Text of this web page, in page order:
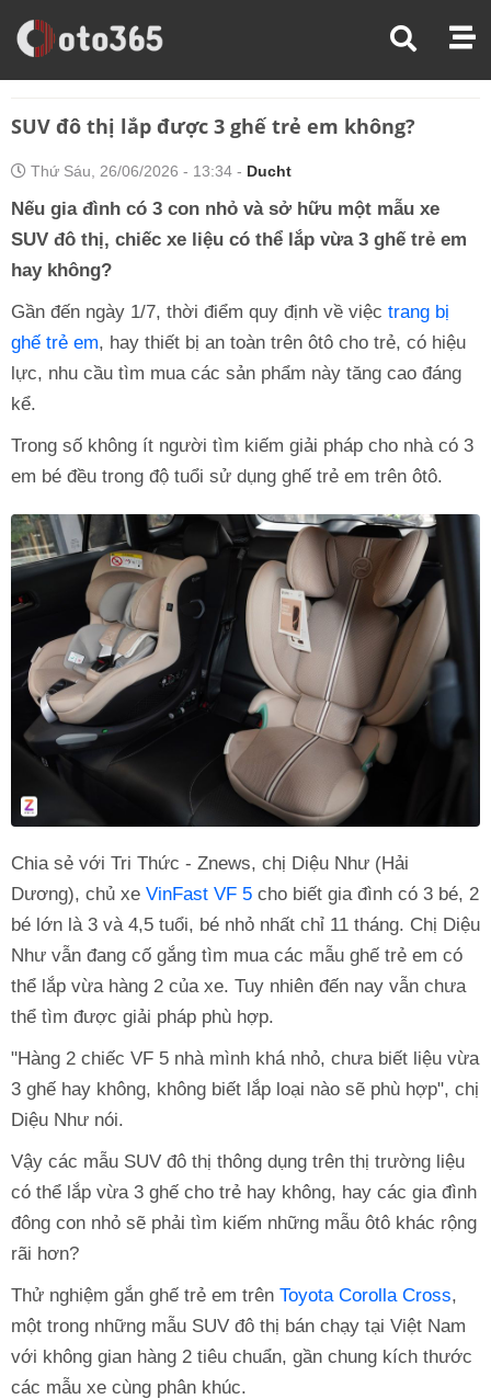
Trang Chủ
Tin Xe
SUV đô thị lắp được 3 ghế trẻ em không?
Thứ Sáu, 26/06/2026 - 13:34 - Ducht
Nếu gia đình có 3 con nhỏ và sở hữu một mẫu xe
SUV đô thị, chiếc xe liệu có thể lắp vừa 3 ghế trẻ em
hay không?
Gần đến ngày 1/7, thời điểm quy định về việc trang bị
ghế trẻ em, hay thiết bị an toàn trên ôtô cho trẻ, có hiệu
lực, nhu cầu tìm mua các sản phẩm này tăng cao đáng
kể.
Trong số không ít người tìm kiếm giải pháp cho nhà có 3
em bé đều trong độ tuổi sử dụng ghế trẻ em trên ôtô.
Chia sẻ với Tri Thức - Znews, chị Diệu Như (Hải
Dương), chủ xe VinFast VF 5 cho biết gia đình có 3 bé, 2
bé lớn là 3 và 4,5 tuổi, bé nhỏ nhất chỉ 11 tháng. Chị Diệu
Như vẫn đang cố gắng tìm mua các mẫu ghế trẻ em có
thể lắp vừa hàng 2 của xe. Tuy nhiên đến nay vẫn chưa
thể tìm được giải pháp phù hợp.
"Hàng 2 chiếc VF 5 nhà mình khá nhỏ, chưa biết liệu vừa
3 ghế hay không, không biết lắp loại nào sẽ phù hợp", chị
Diệu Như nói.
Vậy các mẫu SUV đô thị thông dụng trên thị trường liệu
có thể lắp vừa 3 ghế cho trẻ hay không, hay các gia đình
đông con nhỏ sẽ phải tìm kiếm những mẫu ôtô khác rộng
rãi hơn?
Thử nghiệm gắn ghế trẻ em trên Toyota Corolla Cross,
một trong những mẫu SUV đô thị bán chạy tại Việt Nam
với không gian hàng 2 tiêu chuẩn, gần chung kích thước
các mẫu xe cùng phân khúc.